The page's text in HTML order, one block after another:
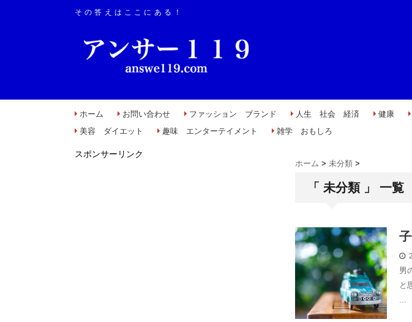
その答えはここにある！
ホーム お問い合わせ ファッション ブランド 人生 社会 経済 健康
美容 ダイエット
趣味 エンターテイメント 雑学 おもしろ
ホーム > 未分類 >
「 未分類 」 一覧
男
と
...
スポンサーリンク